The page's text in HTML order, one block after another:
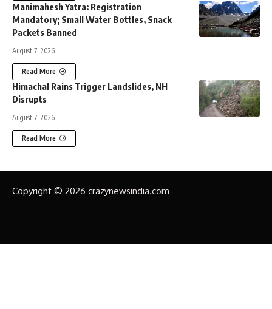
Manimahesh Yatra: Registration
Mandatory; Small Water Bottles, Snack
Packets Banned
August 7, 2026
Read More
Himachal Rains Trigger Landslides, NH
Disrupts
August 7, 2026
Read More
Copyright © 2026 crazynewsindia.com